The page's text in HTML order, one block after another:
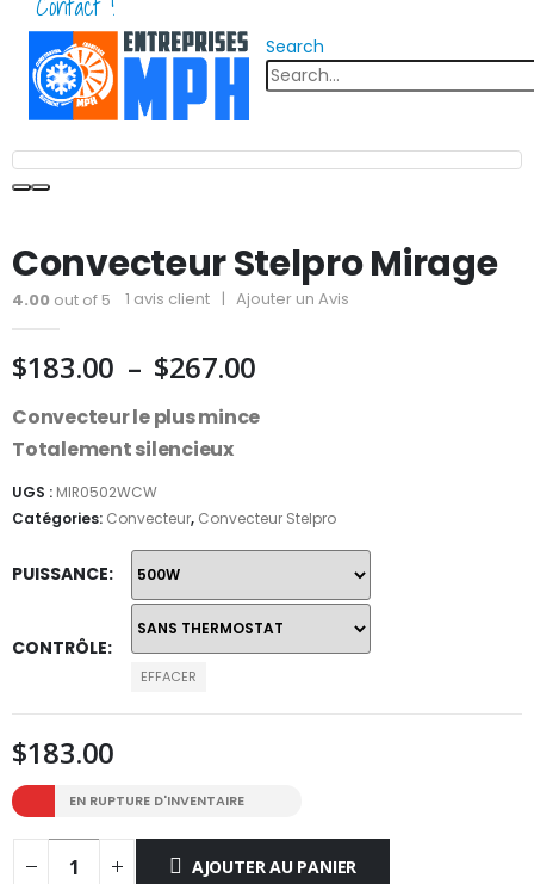
Search
Convecteur Stelpro Mirage
4.00 out of 5 1 avis client | Ajouter un Avis
$183.00 – $267.00Plage
prix :
$267.00
Convecteur le plus mince
Totalement silencieux
UGS : MIR0502WCW
Catégories: Convecteur, Convecteur Stelpro
PUISSANCE
CONTRÔLE
EFFACER
$183.00
EN RUPTURE D'INVENTAIRE
AJOUTER AU PANIER